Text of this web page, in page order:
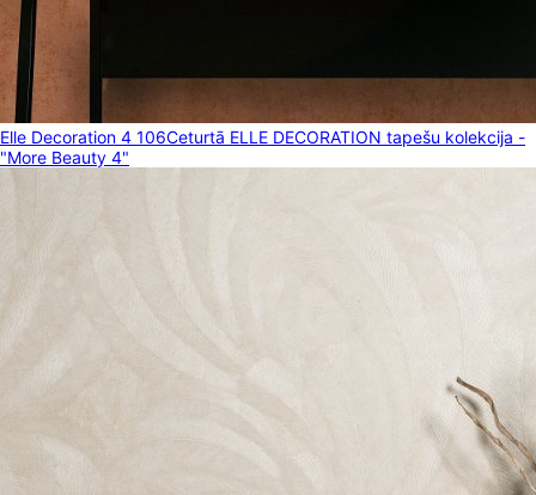
Elle Decoration 4 106Ceturtā ELLE DECORATION tapešu kolekcija -
"More Beauty 4"